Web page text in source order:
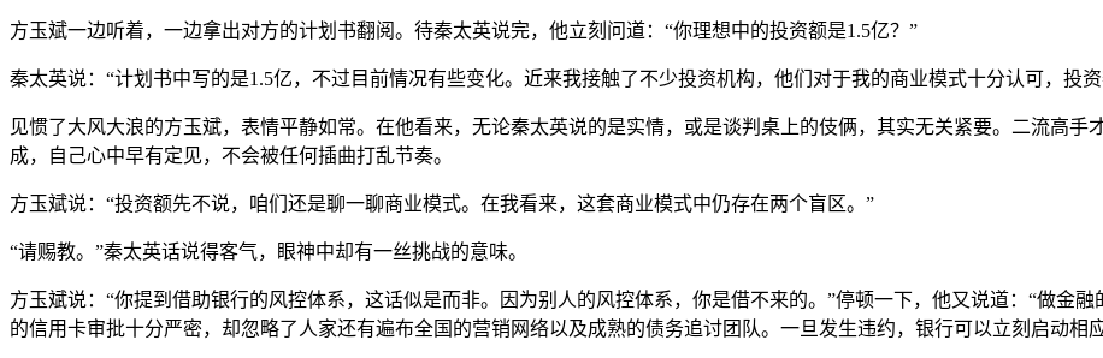
方玉斌一边听着，一边拿出对方的计划书翻阅。待秦太英说完，他立刻问道：“你理想中的投资额是1.5亿？”
秦太英说：“计划书中写的是1.5亿，不过目前情况有些变化。近来我接触了不少投资机构，他们对于我的商业模式十分认可，投
见惯了大风大浪的方玉斌，表情平静如常。在他看来，无论秦太英说的是实情，或是谈判桌上的伎俩，其实无关紧要。二流高
成，自己心中早有定见，不会被任何插曲打乱节奏。
方玉斌说：“投资额先不说，咱们还是聊一聊商业模式。在我看来，这套商业模式中仍存在两个盲区。”
“请赐教。”秦太英话说得客气，眼神中却有一丝挑战的意味。
方玉斌说：“你提到借助银行的风控体系，这话似是而非。因为别人的风控体系，你是借不来的。”停顿一下，他又说道：“做金
的信用卡审批十分严密，却忽略了人家还有遍布全国的营销网络以及成熟的债务追讨团队。一旦发生违约，银行可以立刻启动相